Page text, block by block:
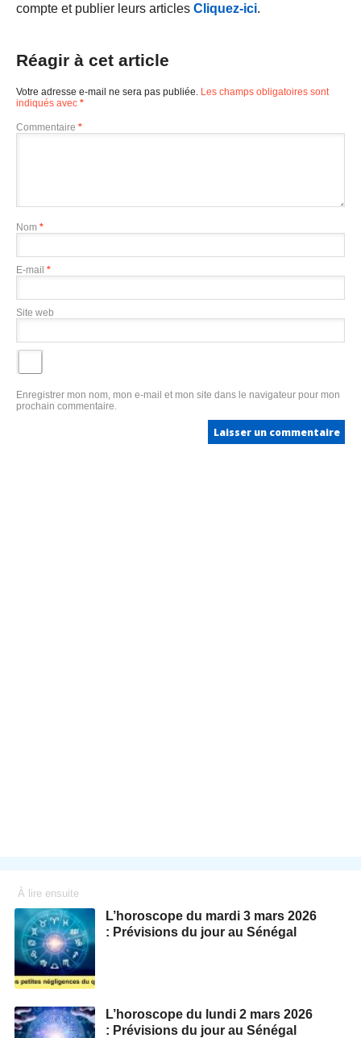
compte et publier leurs articles Cliquez-ici.
Réagir à cet article
Votre adresse e-mail ne sera pas publiée. Les champs obligatoires sont
indiqués avec *
Commentaire *
Nom *
E-mail *
Site web
Enregistrer mon nom, mon e-mail et mon site dans le navigateur pour mon
prochain commentaire.
À lire ensuite
L’horoscope du mardi 3 mars 2026
: Prévisions du jour au Sénégal
L’horoscope du lundi 2 mars 2026
: Prévisions du jour au Sénégal